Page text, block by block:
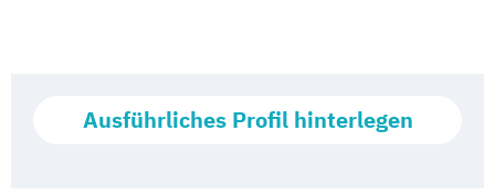
Ausführliches Profil hinterlegen